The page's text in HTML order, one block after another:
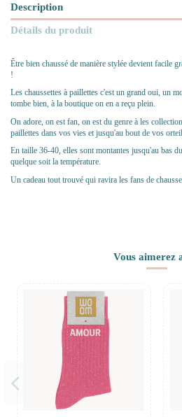
Description
Détails du produit
Être bien chaussé de manière stylée devient facile
!
Les chaussettes à paillettes c'est un grand oui, un
tombe bien, à la boutique on en a reçu plein.
On adore, on est fan, on est du genre à les
paillettes dans vos vies et jusqu'au bout de vos
En taille 36-40, elles sont montantes jusqu'au bas
quelque soit la température.
Un cadeau tout trouvé qui ravira les fans de
Vous aimerez